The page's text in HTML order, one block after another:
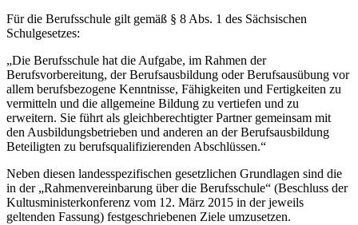
Für die Berufsschule gilt gemäß § 8 Abs. 1 des Sächsischen
Schulgesetzes:
„Die Berufsschule hat die Aufgabe, im Rahmen der
Berufsvorbereitung, der Berufsausbildung oder Berufsausübung vor
allem berufsbezogene Kenntnisse, Fähigkeiten und Fertigkeiten zu
vermitteln und die allgemeine Bildung zu vertiefen und zu
erweitern. Sie führt als gleichberechtigter Partner gemeinsam mit
den Ausbildungsbetrieben und anderen an der Berufsausbildung
Beteiligten zu berufsqualifizierenden Abschlüssen.“
Neben diesen landesspezifischen gesetzlichen Grundlagen sind die
in der „Rahmenvereinbarung über die Berufsschule“ (Beschluss der
Kultusministerkonferenz vom 12. März 2015 in der jeweils
geltenden Fassung) festgeschriebenen Ziele umzusetzen.